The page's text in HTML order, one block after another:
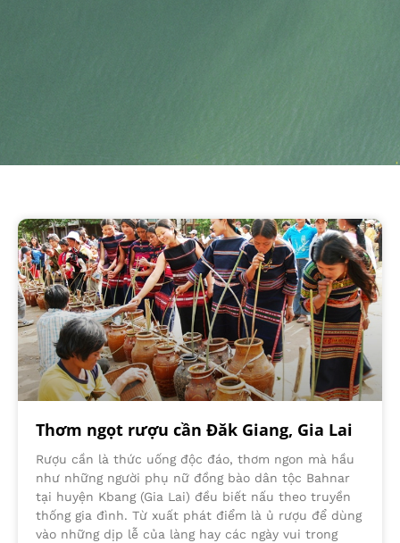
Thơm ngọt rượu cần Đăk Giang, Gia Lai
Rượu cần là thức uống độc đáo, thơm ngon mà hầu
như những người phụ nữ đồng bào dân tộc Bahnar
tại huyện Kbang (Gia Lai) đều biết nấu theo truyền
thống gia đình. Từ xuất phát điểm là ủ rượu để dùng
vào những dịp lễ của làng hay các ngày vui trong